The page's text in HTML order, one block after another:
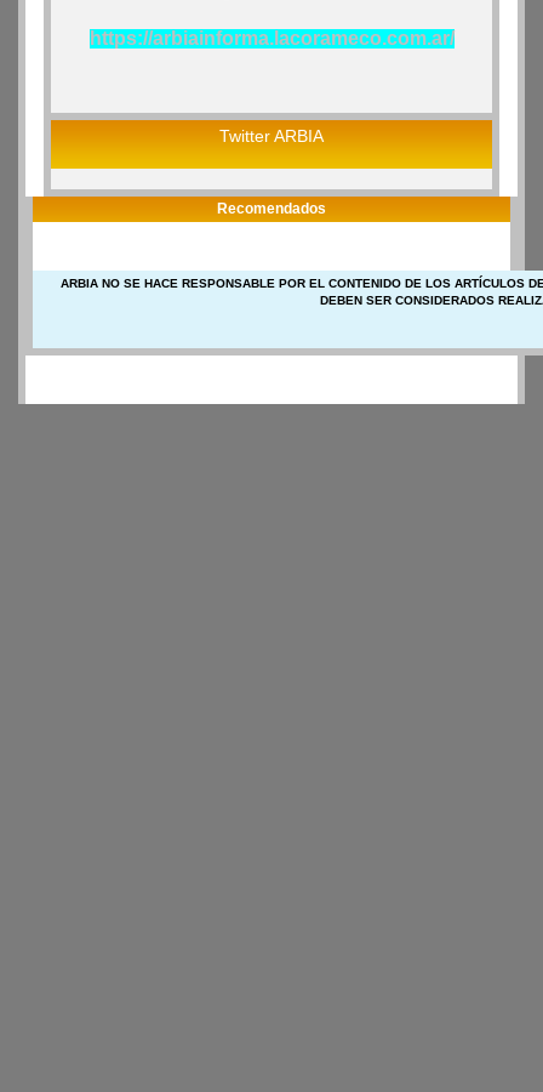
https://arbiainforma.lacorameco.com.ar/
Twitter ARBIA
Recomendados
ARBIA NO SE HACE RESPONSABLE POR EL CONTENIDO DE LOS ARTÍCULOS
DEBEN SER CONSIDERADOS